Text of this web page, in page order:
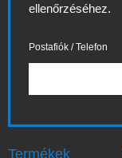
ellenőrzéséhez.
Postafiók / Telefon
Termékek